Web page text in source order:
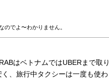
でよ〜わかりません。
はベトナムではUBERまで取り
、旅行中タクシーは一度も使わ